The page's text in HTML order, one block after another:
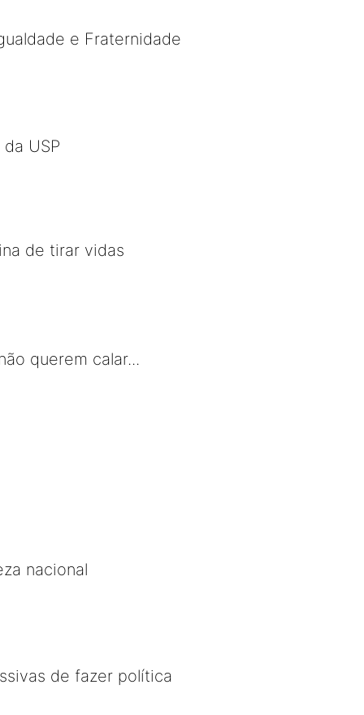
e Fraternidade
USP
de tirar vidas
querem calar...
nacional
de fazer política